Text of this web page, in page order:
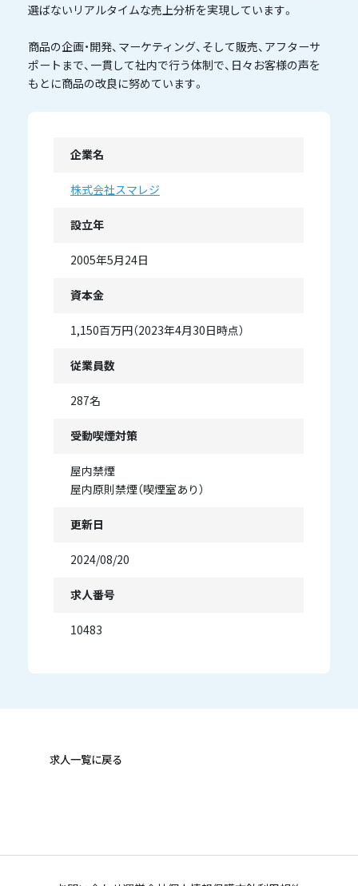
選ばないリアルタイムな売上分析を実現しています。
商品の企画・開発、マーケティング、そして販売、アフターサ
ポートまで、一貫して社内で行う体制で、日々お客様の声を
もとに商品の改良に努めています。
企業名
株式会社スマレジ
設立年
2005年5月24日
資本金
1,150百万円（2023年4月30日時点）
従業員数
287名
受動喫煙対策
屋内禁煙
屋内原則禁煙（喫煙室あり）
更新日
2024/08/20
求人番号
10483
求人一覧に戻る